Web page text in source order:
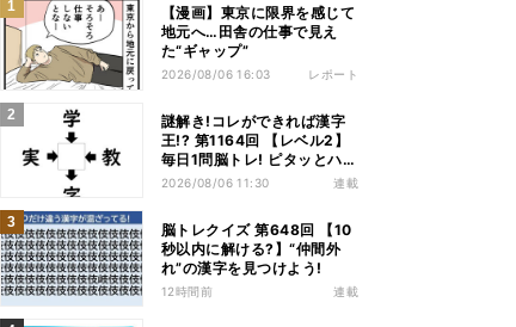
【漫画】東京に限界を感じて
地元へ…田舎の仕事で見え
た“ギャップ”
2026/08/06 16:03 レポート
謎解き!コレができれば漢字
王!? 第1164回 【レベル2】
毎日1問脳トレ! ピタッとハマ
る漢字はどれだ?
2026/08/06 11:30 連載
脳トレクイズ 第648回 【10
秒以内に解ける?】“仲間外
れ”の漢字を見つけよう!
12時間前 連載